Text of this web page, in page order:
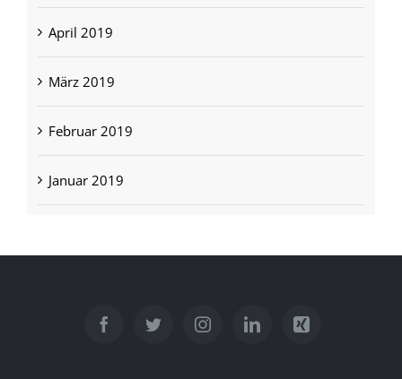
April 2019
März 2019
Februar 2019
Januar 2019